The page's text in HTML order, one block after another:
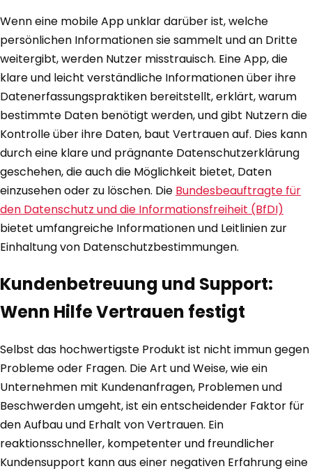
Wenn eine mobile App unklar darüber ist, welche
persönlichen Informationen sie sammelt und an Dritte
weitergibt, werden Nutzer misstrauisch. Eine App, die
klare und leicht verständliche Informationen über ihre
Datenerfassungspraktiken bereitstellt, erklärt, warum
bestimmte Daten benötigt werden, und gibt Nutzern die
Kontrolle über ihre Daten, baut Vertrauen auf. Dies kann
durch eine klare und prägnante Datenschutzerklärung
geschehen, die auch die Möglichkeit bietet, Daten
einzusehen oder zu löschen. Die Bundesbeauftragte für
den Datenschutz und die Informationsfreiheit (BfDI)
bietet umfangreiche Informationen und Leitlinien zur
Einhaltung von Datenschutzbestimmungen.
Kundenbetreuung und Support:
Wenn Hilfe Vertrauen festigt
Selbst das hochwertigste Produkt ist nicht immun gegen
Probleme oder Fragen. Die Art und Weise, wie ein
Unternehmen mit Kundenanfragen, Problemen und
Beschwerden umgeht, ist ein entscheidender Faktor für
den Aufbau und Erhalt von Vertrauen. Ein
reaktionsschneller, kompetenter und freundlicher
Kundensupport kann aus einer negativen Erfahrung eine